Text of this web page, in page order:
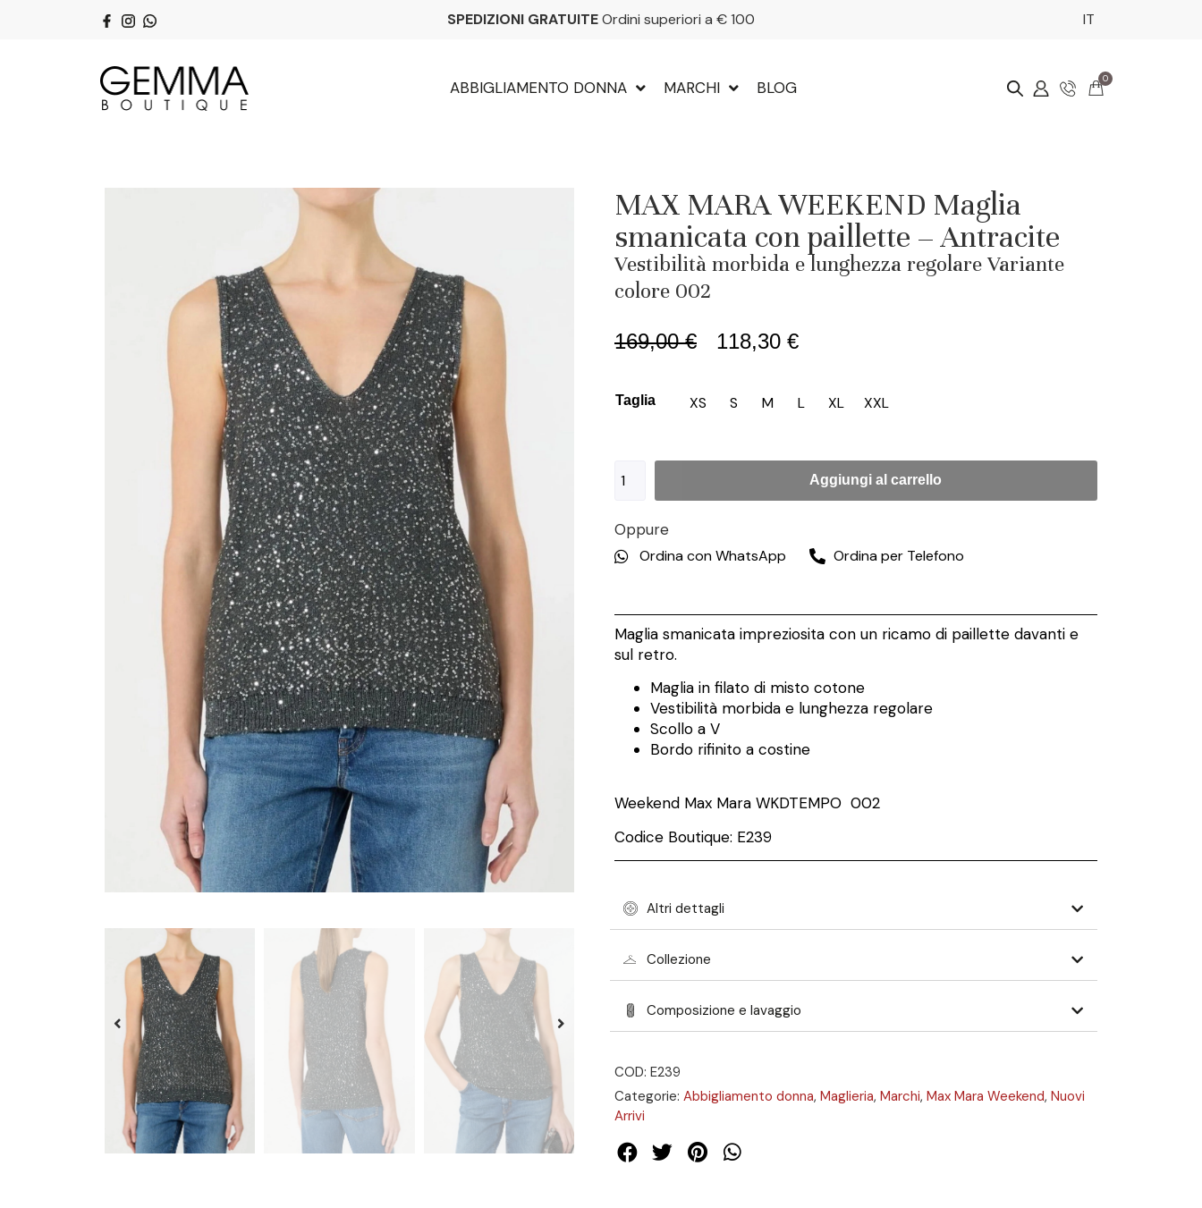
SPEDIZIONI GRATUITEOrdini superiori a € 100 IT
ABBIGLIAMENTO DONNA MARCHI BLOG 0
MAX MARA WEEKEND Maglia
smanicata con paillette – Antracite
Vestibilità morbida e lunghezza regolare Variante
colore 002
169,00€ 118,30 €
Taglia XS S M L XL XXL
Aggiungi al carrello
Oppure
Ordina con WhatsApp Ordina per Telefono
Maglia smanicata impreziosita con un ricamo di paillette davanti e
sul retro.
Maglia in filato di misto cotone
Vestibilità morbida e lunghezza regolare
Scollo a V
Bordo rifinito a costine
Weekend Max Mara WKDTEMPO 002
Codice Boutique: E239
Altri dettagli
Collezione
Composizione e lavaggio
COD: E239
Categorie: Abbigliamento donna, Maglieria, Marchi, Max Mara Weekend, Nuovi
Arrivi